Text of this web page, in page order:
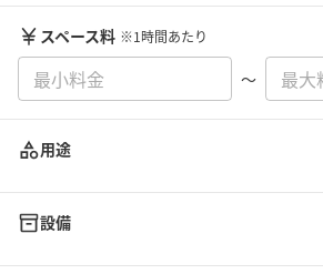
スペース料 ※1時間あたり
〜
用途
設備